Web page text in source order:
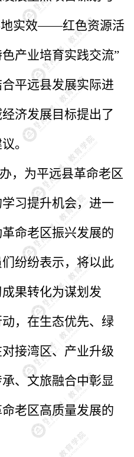
地实效——红色资源活
产业培育实践交流”
平远县发展实际进
济发展目标提出了
。
，为平远县革命老区
习提升机会，进一
命老区振兴发展的
纷纷表示，将以此
果转化为谋划发
，在生态优先、绿
接湾区、产业升级
、文旅融合中彰显
老区高质量发展的